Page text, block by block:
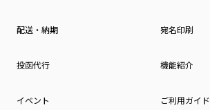
配送・納期 宛名印刷
投函代行 機能紹介
イベント ご利用ガイド